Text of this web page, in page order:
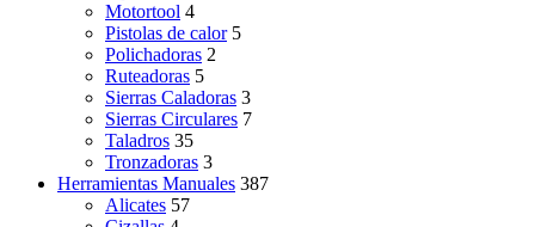
Motortool 4
Pistolas de calor 5
Polichadoras 2
Ruteadoras 5
Sierras Caladoras 3
Sierras Circulares 7
Taladros 35
Tronzadoras 3
Herramientas Manuales 387
Alicates 57